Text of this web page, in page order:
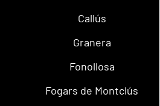
Callús
Granera
Fonollosa
Fogars de Montclús